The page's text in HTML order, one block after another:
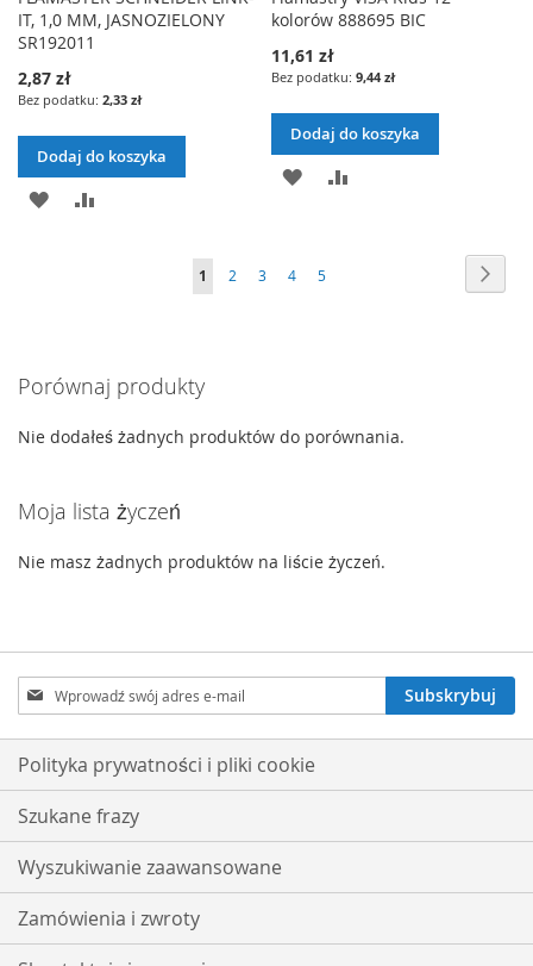
IT, 1,0 MM, JASNOZIELONY
SR192011
2,87 zł
2,33 zł
Dodaj do koszyka
DODAJ
kolorów 888695 BIC
11,61 zł
9,44 zł
Dodaj do koszyka
DODAJ
Aktualnie
1 Strona
2 Strona
3 Strona
4 Strona
5
Porównaj produkty
Nie dodałeś żadnych produktów do porównania.
Moja lista życzeń
Nie masz żadnych produktów na liście życzeń.
Subskrybuj
nasz
newsletter:
Subskrybuj
Polityka prywatności i pliki cookie
Szukane frazy
Wyszukiwanie zaawansowane
Zamówienia i zwroty